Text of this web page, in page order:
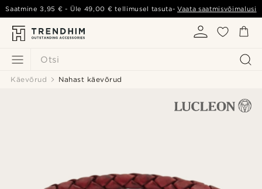
Otsi
Saatmine3,95 € - Üle 49,00 € tellimusel tasuta-Vaata saatmisvõimalusi
Käevõrud Nahast käevõrud